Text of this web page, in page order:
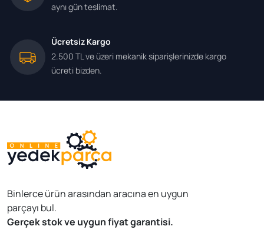
aynı gün teslimat.
Ücretsiz Kargo
2.500 TL ve üzeri mekanik siparişlerinizde kargo
ücreti bizden.
Binlerce ürün arasından aracına en uygun
parçayı bul.
Gerçek stok ve uygun fiyat garantisi.